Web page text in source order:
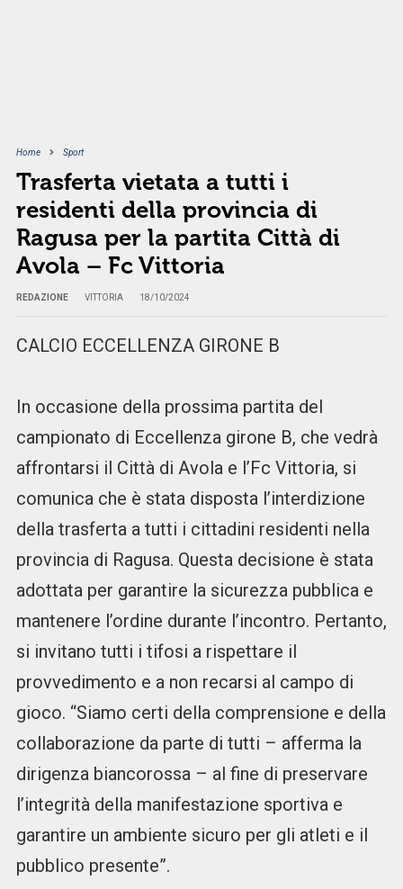
Home Sport
Trasferta vietata a tutti i
residenti della provincia di
Ragusa per la partita Città di
Avola – Fc Vittoria
REDAZIONE VITTORIA 18/10/2024
CALCIO ECCELLENZA GIRONE B
In occasione della prossima partita del
campionato di Eccellenza girone B, che vedrà
affrontarsi il Città di Avola e l’Fc Vittoria, si
comunica che è stata disposta l’interdizione
della trasferta a tutti i cittadini residenti nella
provincia di Ragusa. Questa decisione è stata
adottata per garantire la sicurezza pubblica e
mantenere l’ordine durante l’incontro. Pertanto,
si invitano tutti i tifosi a rispettare il
provvedimento e a non recarsi al campo di
gioco. “Siamo certi della comprensione e della
collaborazione da parte di tutti – afferma la
dirigenza biancorossa – al fine di preservare
l’integrità della manifestazione sportiva e
garantire un ambiente sicuro per gli atleti e il
pubblico presente”.